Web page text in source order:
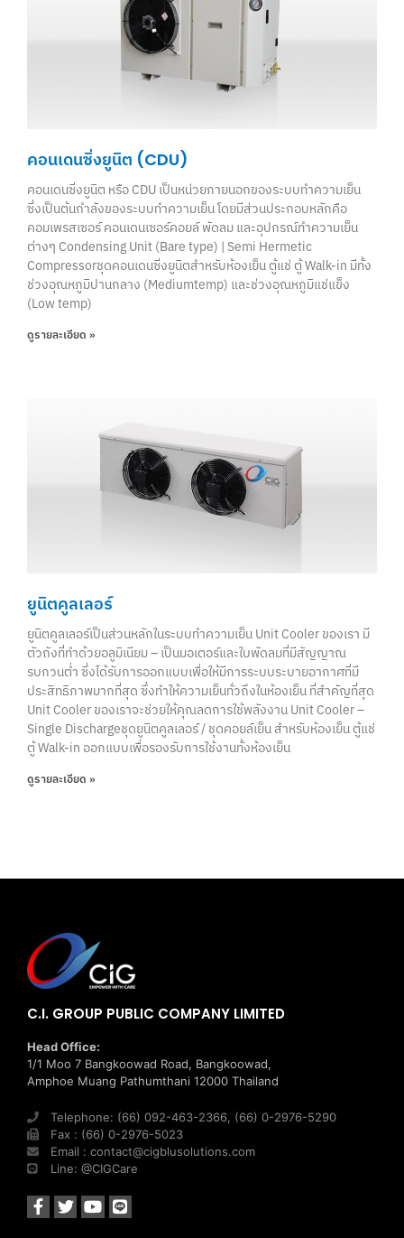
คอนเดนซิ่งยูนิต (CDU)
คอนเดนซิ่งยูนิต หรือ CDU เป็นหน่วยภายนอกของระบบทำความเย็น
ซึ่งเป็นต้นกำลังของระบบทำความเย็น โดยมีส่วนประกอบหลักคือ
คอมเพรสเซอร์ คอนเดนเซอร์คอยล์ พัดลม และอุปกรณ์ทำความเย็น
ต่างๆ Condensing Unit (Bare type) | Semi Hermetic
Compressorชุดคอนเดนซิ่งยูนิตสําหรับห้องเย็น ตู้แช่ ตู้ Walk-in มีทั้ง
ช่วงอุณหภูมิปานกลาง (Mediumtemp) และช่วงอุณหภูมิแช่แข็ง
(Low temp)
ดูรายละเอียด »
ยูนิตคูลเลอร์
ยูนิตคูลเลอร์เป็นส่วนหลักในระบบทำความเย็น Unit Cooler ของเรา มี
ตัวถังที่ทำด้วยอลูมิเนียม – เป็นมอเตอร์และใบพัดลมที่มีสัญญาณ
รบกวนต่ำ ซึ่งได้รับการออกแบบเพื่อให้มีการระบบระบายอากาศที่มี
ประสิทธิภาพมากที่สุด ซึ่งทำให้ความเย็นทั่วถึงในห้องเย็น ที่สำคัญที่สุด
Unit Cooler ของเราจะช่วยให้คุณลดการใช้พลังงาน Unit Cooler –
Single Dischargeชุดยูนิตคูลเลอร์ / ชุดคอยล์เย็น สําหรับห้องเย็น ตู้แช่
ตู้ Walk-in ออกแบบเพื่อรองรับการใช้งานทั้งห้องเย็น
ดูรายละเอียด »
C.I. GROUP PUBLIC COMPANY LIMITED
Head Office:
1/1 Moo 7 Bangkoowad Road, Bangkoowad,
Amphoe Muang Pathumthani 12000 Thailand
Telephone: (66) 092-463-2366, (66) 0-2976-5290
Fax : (66) 0-2976-5023
Email : contact@cigblusolutions.com
Line: @CIGCare